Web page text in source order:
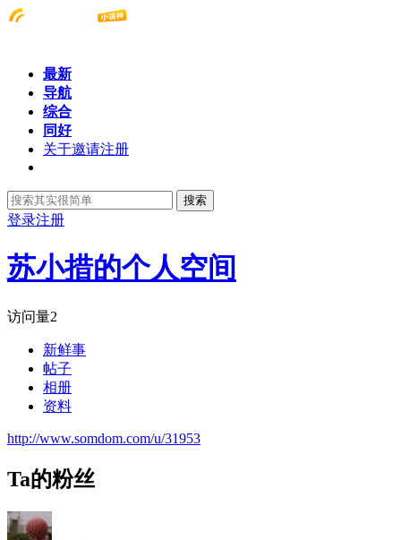
最新
导航
综合
同好
关于邀请注册
搜索
登录注册
苏小措的个人空间
访问量2
新鲜事
帖子
相册
资料
http://www.somdom.com/u/31953
Ta的粉丝